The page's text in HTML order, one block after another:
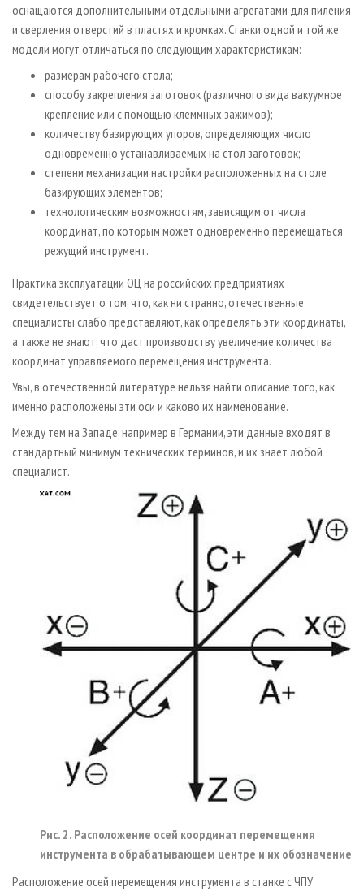
оснащаются дополнительными отдельными агрегатами для пиления
и сверления отверстий в пластях и кромках. Станки одной и той же
модели могут отличаться по следующим характеристикам:
размерам рабочего стола;
способу закрепления заготовок (различного вида вакуумное
крепление или с помощью клеммных зажимов);
количеству базирующих упоров, определяющих число
одновременно устанавливаемых на стол заготовок;
степени механизации настройки расположенных на столе
базирующих элементов;
технологическим возможностям, зависящим от числа
координат, по которым может одновременно перемещаться
режущий инструмент.
Практика эксплуатации ОЦ на российских предприятиях
свидетельствует о том, что, как ни странно, отечественные
специалисты слабо представляют, как определять эти координаты,
а также не знают, что даст производству увеличение количества
координат управляемого перемещения инструмента.
Увы, в отечественной литературе нельзя найти описание того, как
именно расположены эти оси и каково их наименование.
Между тем на Западе, например в Германии, эти данные входят в
стандартный минимум технических терминов, и их знает любой
специалист.
Рис. 2. Расположение осей координат перемещения
инструмента в обрабатывающем центре и их обозначение
Расположение осей перемещения инструмента в станке с ЧПУ